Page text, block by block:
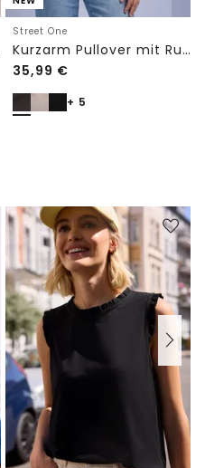
Street One
Kurzarm Pullover mit Rundhals in Unifarbe
35,99 €
+ 5